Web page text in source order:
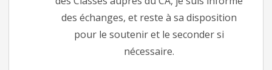
des échanges, et reste à sa disposition
pour le soutenir et le seconder si
nécessaire.